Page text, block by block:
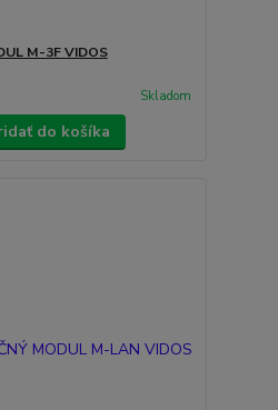
M-3F VIDOS
Skladom
do košíka